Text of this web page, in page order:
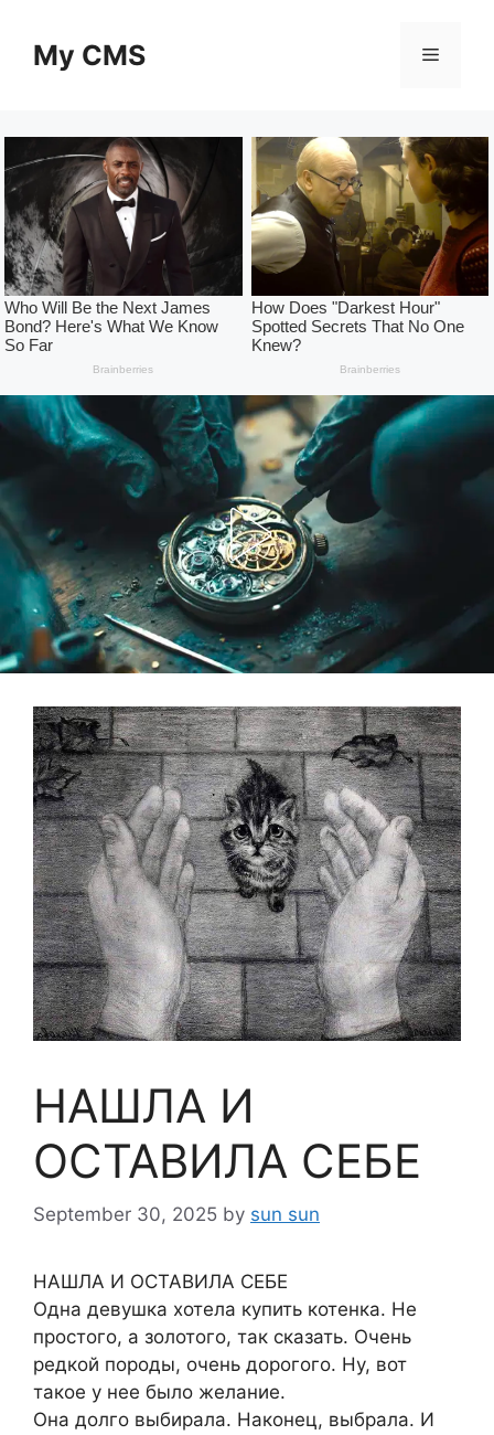
contentMy CMS Menu
НАШЛА И
ОСТАВИЛА СЕБЕ
September 30, 2025 by sun sun
НАШЛА И ОСТАВИЛА СЕБЕ
Одна девушка хотела купить котенка. Не
простого, а золотого, так сказать. Очень
редкой породы, очень дорогого. Ну, вот
такое у нее было желание.
Она долго выбирала. Наконец, выбрала. И